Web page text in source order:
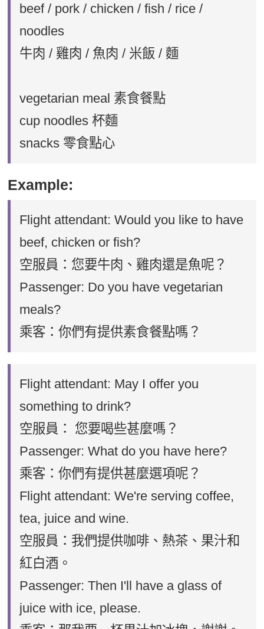
beef / pork / chicken / fish / rice /
noodles
牛肉 / 雞肉 / 魚肉 / 米飯 / 麵
vegetarian meal 素食餐點
cup noodles 杯麵
snacks 零食點心
Example:
Flight attendant: Would you like to have
beef, chicken or fish?
空服員：您要牛肉、雞肉還是魚呢？
Passenger: Do you have vegetarian
meals?
乘客：你們有提供素食餐點嗎？
Flight attendant: May I offer you
something to drink?
空服員： 您要喝些甚麼嗎？
Passenger: What do you have here?
乘客：你們有提供甚麼選項呢？
Flight attendant: We're serving coffee,
tea, juice and wine.
空服員：我們提供咖啡、熱茶、果汁和
紅白酒。
Passenger: Then I'll have a glass of
juice with ice, please.